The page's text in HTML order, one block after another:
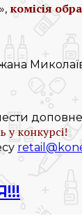
комісія
у конкурсі!